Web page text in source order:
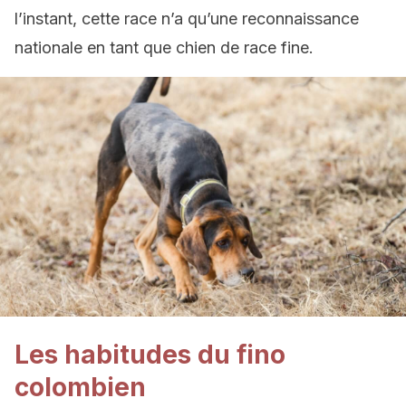
l’instant, cette race n’a qu’une reconnaissance
nationale en tant que chien de race fine.
Les habitudes du fino
colombien